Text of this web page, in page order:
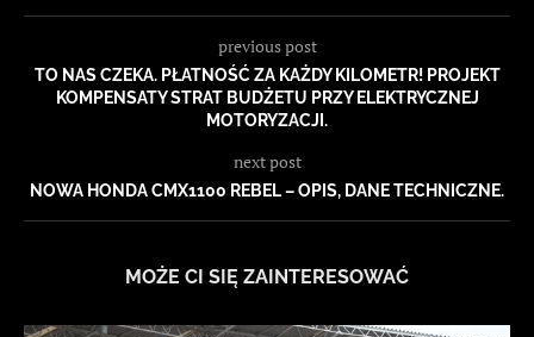
previous post
TO NAS CZEKA. PŁATNOŚĆ ZA KAŻDY KILOMETR! PROJEKT
KOMPENSATY STRAT BUDŻETU PRZY ELEKTRYCZNEJ
MOTORYZACJI.
next post
NOWA HONDA CMX1100 REBEL – OPIS, DANE TECHNICZNE.
MOŻE CI SIĘ ZAINTERESOWAĆ